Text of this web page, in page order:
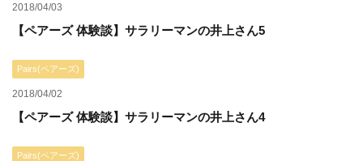
2018/04/03
【ペアーズ 体験談】サラリーマンの井上さん5
Pairs(ペアーズ)
2018/04/02
【ペアーズ 体験談】サラリーマンの井上さん4
Pairs(ペアーズ)